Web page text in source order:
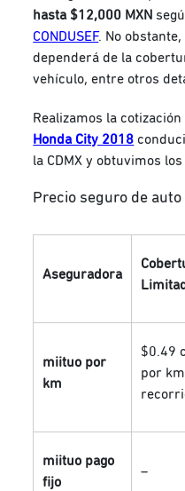
hasta $12,000 MXN
CONDUSEF. No obstante,
dependerá de la
vehículo, entre otros
Realizamos la
Honda City 2018
la CDMX y obtuvimos
Precio seguro de auto
Aseguradora
miituo por
km
$0.49
por km
miituo pago
fijo
–